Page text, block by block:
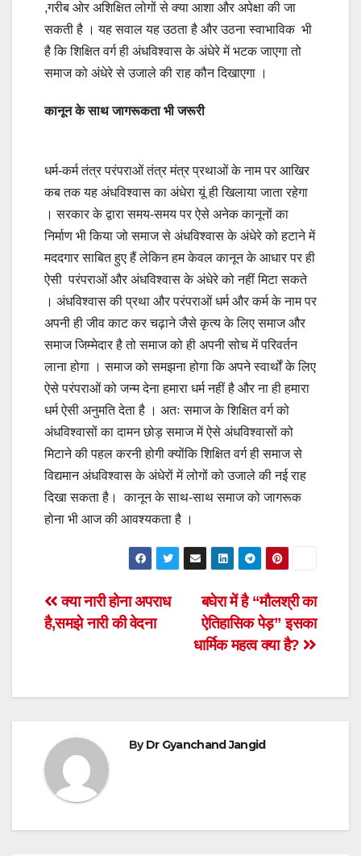
,गरीब ओर अशिक्षित लोगों से क्या आशा और अपेक्षा की जा
सकती है । यह सवाल यह उठता है और उठना स्वाभाविक भी
है कि शिक्षित वर्ग ही अंधविश्वास के अंधेरे में भटक जाएगा तो
समाज को अंधेरे से उजाले की राह कौन दिखाएगा ।
कानून के साथ जागरूकता भी जरूरी
धर्म-कर्म तंत्र परंपराओं तंत्र मंत्र प्रथाओं के नाम पर आखिर
कब तक यह अंधविश्वास का अंधेरा यूं ही खिलाया जाता रहेगा
। सरकार के द्वारा समय-समय पर ऐसे अनेक कानूनों का
निर्माण भी किया जो समाज से अंधविश्वास के अंधेरे को हटाने में
मददगार साबित हुए हैं लेकिन हम केवल कानून के आधार पर ही
ऐसी परंपराओं और अंधविश्वास के अंधेरे को नहीं मिटा सकते
। अंधविश्वास की प्रथा और परंपराओं धर्म और कर्म के नाम पर
अपनी ही जीव काट कर चढ़ाने जैसे कृत्य के लिए समाज और
समाज जिम्मेदार है तो समाज को ही अपनी सोच में परिवर्तन
लाना होगा । समाज को समझना होगा कि अपने स्वार्थों के लिए
ऐसे परंपराओं को जन्म देना हमारा धर्म नहीं है और ना ही हमारा
धर्म ऐसी अनुमति देता है । अतः समाज के शिक्षित वर्ग को
अंधविश्वासों का दामन छोड़ समाज में ऐसे अंधविश्वासों को
मिटाने की पहल करनी होगी क्योंकि शिक्षित वर्ग ही समाज से
विद्यमान अंधविश्वास के अंधेरों में लोगों को उजाले की नई राह
दिखा सकता है। कानून के साथ-साथ समाज को जागरूक
होना भी आज की आवश्यकता है ।
Post
navigation
बघेरा में है “मौलश्री का
ऐतिहासिक पेड़” इसका
धार्मिक महत्व क्या है?
क्या नारी होना अपराध
है,समझे नारी की वेदना
ByDr Gyanchand Jangid